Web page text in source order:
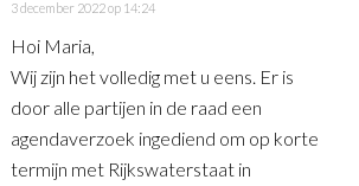
zegt:
3 december 2022 op 14:24
Hoi Maria,
Wij zijn het volledig met u eens. Er is
door alle partijen in de raad een
agendaverzoek ingediend om op korte
termijn met Rijkswaterstaat in